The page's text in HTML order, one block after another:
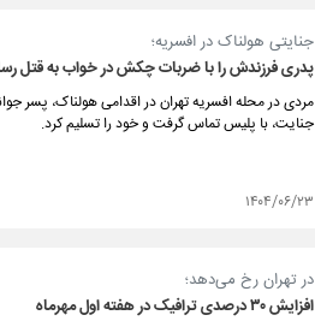
جنایتی هولناک در افسریه؛
پدری فرزندش را با ضربات چکش در خواب به قتل
مردی در محله افسریه تهران در اقدامی هولناک، پسر
جنایت، با پلیس تماس گرفت و خود را تسلیم کرد.
۱۴۰۴/۰۶/۲۳
در تهران رخ می‌دهد؛
افزایش ۳۰ درصدی ترافیک در هفته اول مهرماه